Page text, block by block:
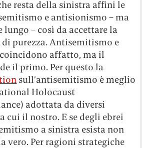
resta della sinistra affini le
e antisionismo – ma
lungo – così da accettare la
purezza. Antisemitismo e
affatto, ma il
il primo. Per questo la
sull’antisemitismo è meglio
Holocaust
adottata da diversi
cui il nostro. E se degli ebrei
a sinistra esista non
vero. Per ragioni strategiche